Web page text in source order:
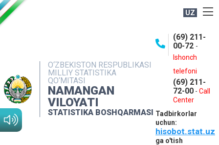
UZ
O‘ZBEKISTON RESPUBLIKASI
MILLIY STATISTIKA
QO‘MITASI
NAMANGAN
VILOYATI
STATISTIKA BOSHQARMASI
(69) 211-
00-72 -
Ishonch
telefoni
(69) 211-
72-00 - Call
Center
Tadbirkorlar
uchun:
hisobot.stat.uz
ga o'tish
NASHRLAR
INTERAKTIV XIZMATLAR
MATBUOT XIZMATI
MUROJAATLAR